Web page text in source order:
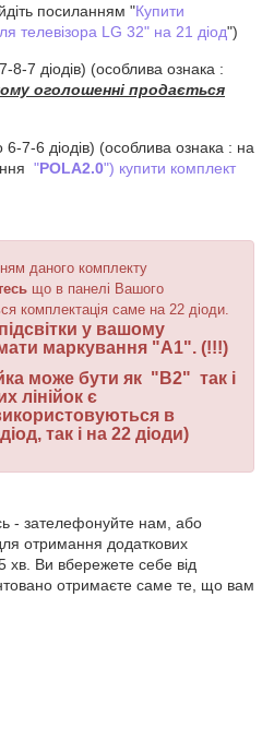
посиланням "Купити
телевізора LG 32" на 21 діод")
8-7 діодів) (особлива ознака :
оголошенні продається
6-7-6 діодів) (особлива ознака : на
"POLA2.0") купити комплект
даного комплекту
що в панелі Вашого
комплектація саме на 22 діоди.
у вашому
маркування "А1". (!!!)
може бути як "B2" так і
лінійок є
в
так і на 22 діоди)
- зателефонуйте нам, або
отримання додаткових
хв. Ви вбережете себе від
отримаєте саме те, що вам